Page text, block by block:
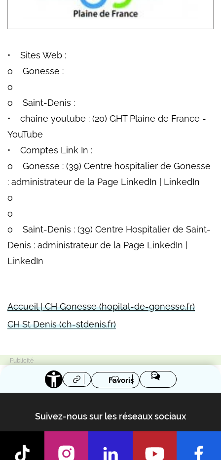
• Sites Web :
o Gonesse :
o
o Saint-Denis :
• chaîne youtube : (20) GHT Plaine de France -
YouTube
• Comptes Link In :
o Gonesse : (39) Centre hospitalier de Gonesse
: administrateur de la Page LinkedIn | LinkedIn
o
o
o Saint-Denis : (39) Centre Hospitalier de Saint-
Denis : administrateur de la Page LinkedIn |
LinkedIn
Accueil | CH Gonesse (hopital-de-gonesse.fr)
CH St Denis (ch-stdenis.fr)
Favoris
Suivez-nous sur les réseaux sociaux